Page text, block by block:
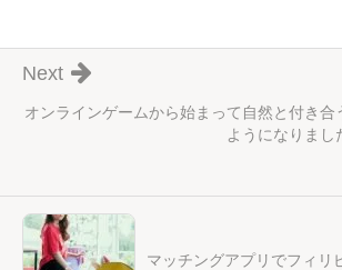
オンラインゲームから始まって自然と付き合
ようになりまし
Next
マッチングアプリでフィリ